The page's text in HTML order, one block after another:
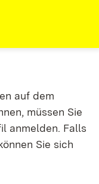
auf dem
müssen Sie
anmelden. Falls
Sie sich